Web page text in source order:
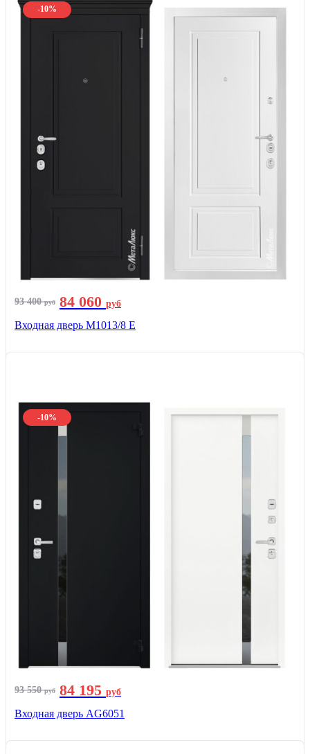
-10%
93 400руб 84 060 руб
Входная дверь М1013/8 E
-10%
93 550руб 84 195 руб
Входная дверь AG6051